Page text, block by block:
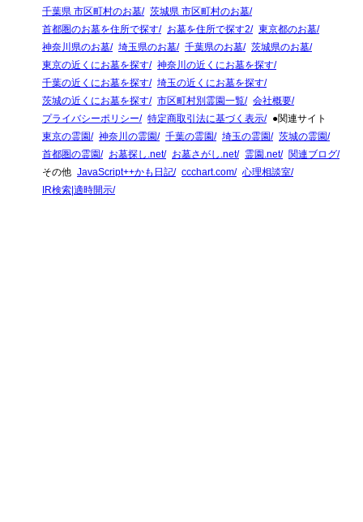
千葉県 市区町村のお墓
茨城県 市区町村のお墓
首都圏のお墓を住所で探す
お墓を住所で探す2
東京都のお墓
神奈川県のお墓
埼玉県のお墓 千葉県のお墓
茨城県のお墓
東京の近くにお墓を探す
神奈川の近くにお墓を探す
千葉の近くにお墓を探す
埼玉の近くにお墓を探す
茨城の近くにお墓を探す
市区町村別霊園一覧
会社概要
プライバシーポリシー
特定商取引法に基づく表示
●関連サイト
東京の霊園
神奈川の霊園 千葉の霊園 埼玉の霊園
茨城の霊園
首都圏の霊園
お墓探し.net お墓さがし.net 霊園.net
関連ブログ
その他 JavaScript++かも日記 ccchart.com
心理相談室
IR検索|適時開示